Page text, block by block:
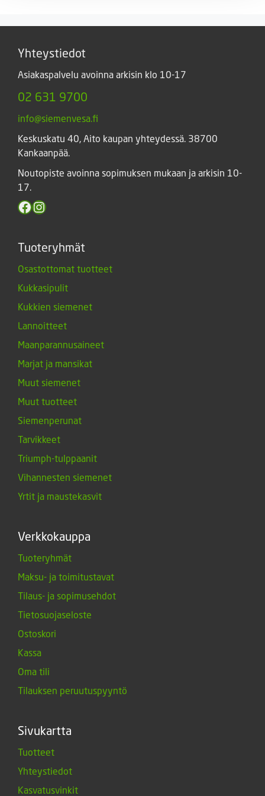
Yhteystiedot
Asiakaspalvelu avoinna arkisin klo 10-17
02 631 9700
info@siemenvesa.fi
Keskuskatu 40, Aito kaupan yhteydessä. 38700
Kankaanpää.
Noutopiste avoinna sopimuksen mukaan ja arkisin 10-
17.
Facebook
Instagram
Tuoteryhmät
Osastottomat tuotteet
Kukkasipulit
Kukkien siemenet
Lannoitteet
Maanparannusaineet
Marjat ja mansikat
Muut siemenet
Muut tuotteet
Siemenperunat
Tarvikkeet
Triumph-tulppaanit
Vihannesten siemenet
Yrtit ja maustekasvit
Verkkokauppa
Tuoteryhmät
Maksu- ja toimitustavat
Tilaus- ja sopimusehdot
Tietosuojaseloste
Ostoskori
Kassa
Oma tili
Tilauksen peruutuspyyntö
Sivukartta
Tuotteet
Yhteystiedot
Kasvatusvinkit